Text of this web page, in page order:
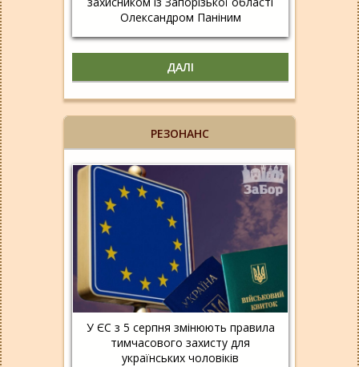
Олександром Паніним
ДАЛІ
РЕЗОНАНС
У ЄС з 5 серпня змінюють правила
тимчасового захисту для
українських чоловіків